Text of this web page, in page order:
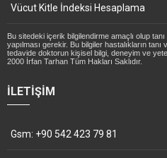
Vücut Kitle İndeksi Hesaplama
Bu sitedeki içerik bilgilendirme amaçlı olup
yapılması gerekir. Bu bilgiler hastalıkların tanı
tedavide doktorun kişisel bilgi, deneyim ve
2000 İrfan Tarhan Tüm Hakları Saklıdır.
İLETIŞIM
Gsm: +90 542 423 79 81